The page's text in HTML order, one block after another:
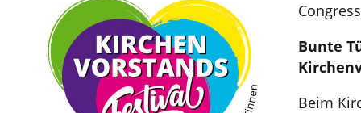
Bunte
Beim